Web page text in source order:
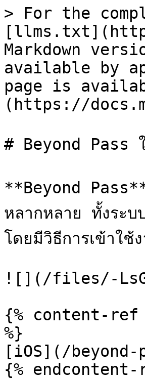
> For the
Markdown
available by
page is
(https://
# Beyond Pass
**Beyond
หลากหลาย ทั้งระ
โดยมีวิธีการเข้าใช้
![](/files/-
{% content-ref
%}
[iOS](/
{%